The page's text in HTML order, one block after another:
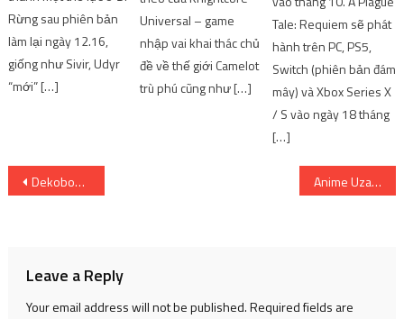
Rừng sau phiên bản
làm lại ngày 12.16,
giống như Sivir, Udyr
“mới” […]
Universal – game
nhập vai khai thác chủ
đề về thế giới Camelot
trù phú cũng như […]
Tale: Requiem sẽ phát
hành trên PC, PS5,
Switch (phiên bản đám
mây) và Xbox Series X
/ S vào ngày 18 tháng
[…]
Post
Dekoboko Majo no Oyako Jijo – Đứa trẻ nhặt được trong rừng | SharingFunVN Anime Uzaki-chan wa Asobitai! ca khúc chủ đề mới được tiết lộ | SharingFunVN
Leave a Reply
Your email address will not be published.Required fields are